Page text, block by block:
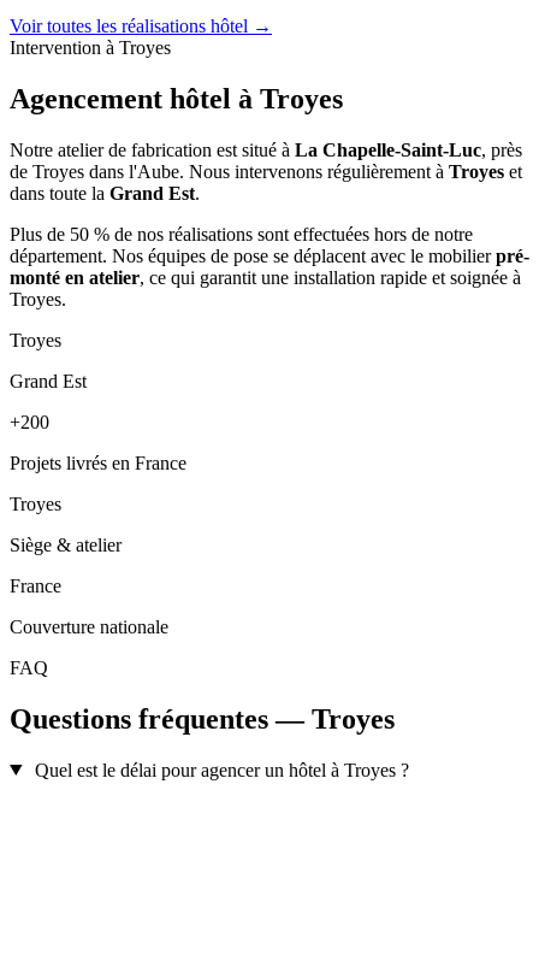
Voir toutes les réalisations hôtel →
Intervention à Troyes
Agencement hôtel à Troyes
Notre atelier de fabrication est situé à La Chapelle-Saint-Luc, près
de Troyes dans l'Aube. Nous intervenons régulièrement à Troyes et
dans toute la Grand Est.
Plus de 50 % de nos réalisations sont effectuées hors de notre
département. Nos équipes de pose se déplacent avec le mobilierpré-
monté en atelier, ce qui garantit une installation rapide et soignée à
Troyes.
Troyes
Grand Est
+200
Projets livrés en France
Troyes
Siège & atelier
France
Couverture nationale
FAQ
Questions fréquentes — Troyes
Quel est le délai pour agencer un hôtel à Troyes ?